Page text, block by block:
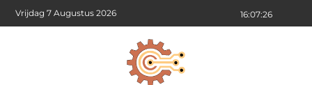
16:07:27
Vrijdag 7 Augustus 2026